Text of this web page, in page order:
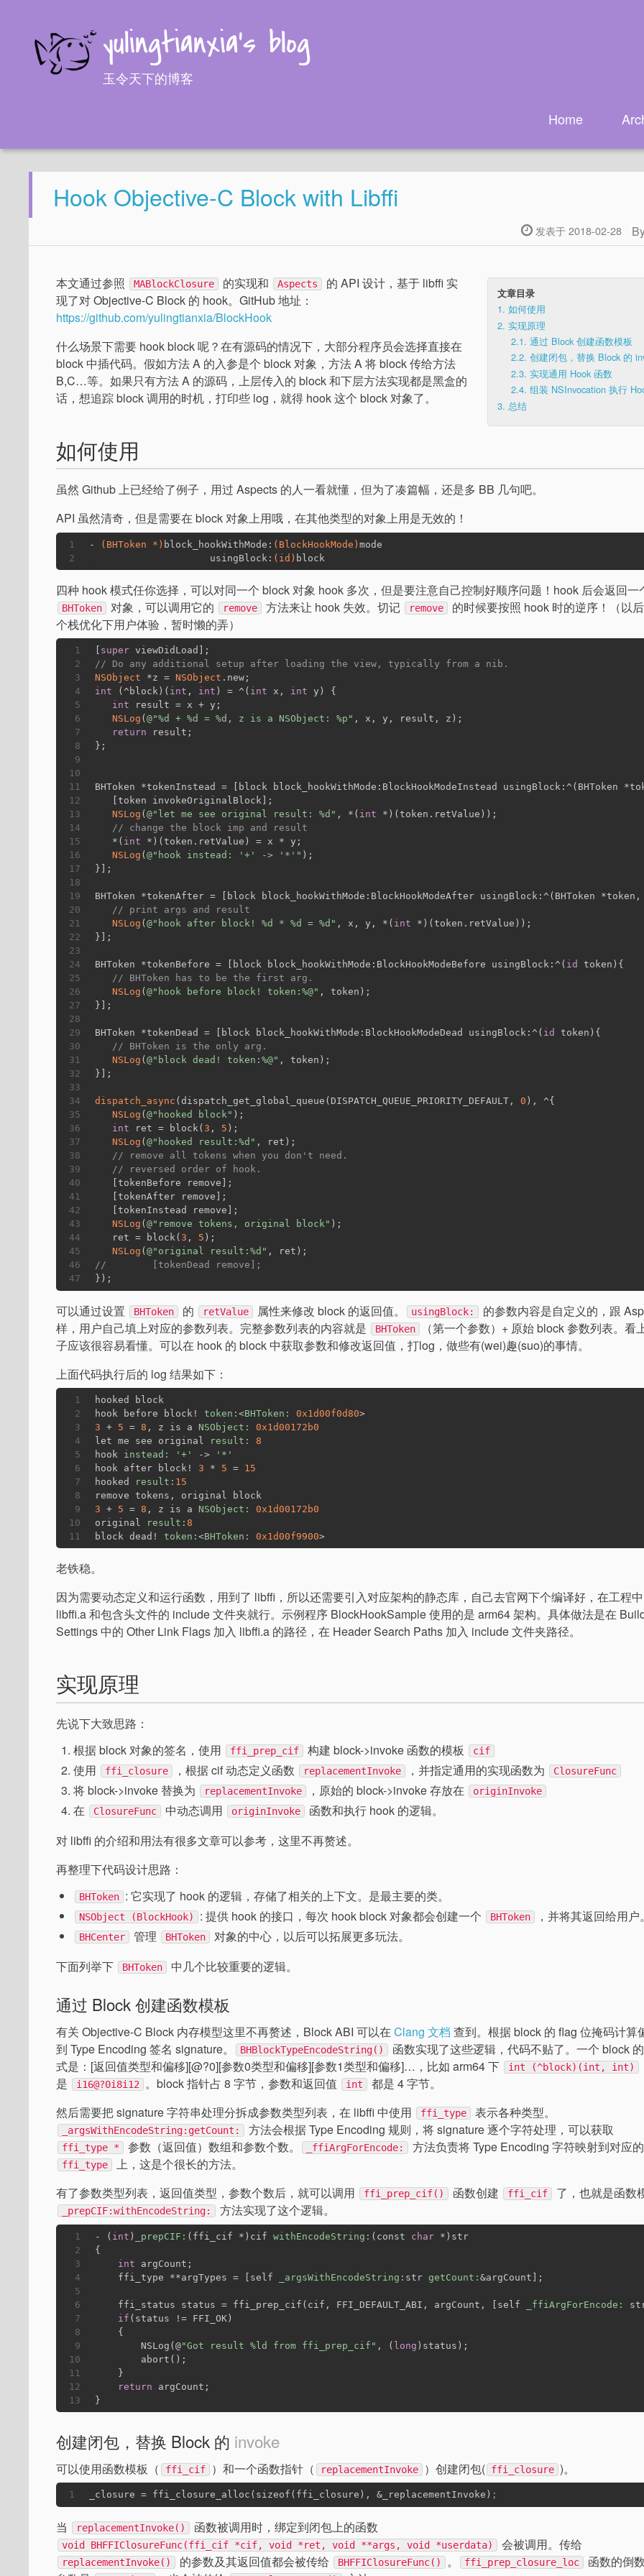
yulingtianxia's blog
玉令天下的博客
Home
Hook Objective-C Block with Libffi
发表于 2018-02-28
文章目录
1. 如何使用
2. 实现原理
2.1. 通过 Block 创建函数模板
2.2. 创建闭包，替换 Block 的
2.3. 实现通用 Hook 函数
2.4. 组装 NSInvocation 执行
3. 总结
本文通过参照 MABlockClosure 的实现和 Aspects
的 API 设计，基于 libffi 实
现了对 Objective-C Block 的 hook。GitHub 地址：
https://github.com/yulingtianxia/BlockHook
什么场景下需要 hook block 呢？在有源码的情况下，大部分程序员会选择直接在
block 中插代码。假如方法 A 的入参是个 block 对象，方法 A 将 block 传给方法
B,C…等。如果只有方法 A 的源码，上层传入的 block 和下层方法实现都是黑盒的
话，想追踪 block 调用的时机，打印些 log，就得 hook 这个 block 对象了。
如何使用
虽然 Github 上已经给了例子，用过 Aspects 的人一看就懂，但为了凑篇幅，还是多 BB 几句吧。
API 虽然清奇，但是需要在 block 对象上用哦，在其他类型的对象上用是无效的！
1
2
- (BHToken *) block_hookWithMode: (BlockHookMode) mode
                     usingBlock:
(id) block
四种 hook 模式任你选择，可以对同一个 block 对象 hook 多次，但是要注意自己控制好顺序问题！hook 后会返回一
BHToken 对象，可以调用它的 remove 方法来让 hook 失效。切记 remove
的时候要按照 hook 时的逆序！（以
个栈优化下用户体验，暂时懒的弄）
1
2
3
4
5
6
7
8
9
10
11
12
13
14
15
16
17
18
19
20
21
22
23
24
25
26
27
28
29
30
31
32
33
34
35
36
37
38
39
40
41
42
43
44
45
46
47
super viewDidLoad];
// Do any additional setup after loading the view, typically from a nib.
NSObject *z = NSObject .new;
int (^block)( int , int ) = ^( int x, int y) {
int result = x + y;
NSLog ( @"%d + %d = %d, z is a NSObject: %p" , x, y, result, z);
return result;
};
BHToken *tokenInstead = [block block_hookWithMode:BlockHookModeInstead usingBlock:^(BHToken
   [token invokeOriginalBlock];
NSLog ( @"let me see original result: %d" , *( int *)(token.retValue));
// change the block imp and result
   *(
int *)(token.retValue) = x * y;
NSLog ( @"hook instead: '+' -> '*'" );
}];
BHToken *tokenAfter = [block block_hookWithMode:BlockHookModeAfter usingBlock:^(BHToken
// print args and result
NSLog ( @"hook after block! %d * %d = %d" , x, y, *( int *)(token.retValue));
}];
BHToken *tokenBefore = [block block_hookWithMode:BlockHookModeBefore usingBlock:^( id
token){
// BHToken has to be the first arg.
NSLog ( @"hook before block! token:%@" , token);
}];
BHToken *tokenDead = [block block_hookWithMode:BlockHookModeDead usingBlock:^( id
token){
// BHToken is the only arg.
NSLog ( @"block dead! token:%@" , token);
}];
dispatch_async (dispatch_get_global_queue(DISPATCH_QUEUE_PRIORITY_DEFAULT, 0 ), ^{
NSLog ( @"hooked block" );
int ret = block( 3 , 5 );
NSLog ( @"hooked result:%d" , ret);
// remove all tokens when you don't need.
// reversed order of hook.
   [tokenBefore remove];
   [tokenAfter remove];
   [tokenInstead remove];
NSLog ( @"remove tokens, original block" );
   ret = block(
3 , 5 );
NSLog ( @"original result:%d" , ret);
//        [tokenDead remove];
});
可以通过设置 BHToken 的 retValue 属性来修改 block 的返回值。 usingBlock:
的参数内容是自定义的，跟
样，用户自己填上对应的参数列表。完整参数列表的内容就是
BHToken
（第一个参数）+ 原始 block 参数列表。看
子应该很容易看懂。可以在 hook 的 block 中获取参数和修改返回值，打log，做些有(wei)趣(suo)的事情。
上面代码执行后的 log 结果如下：
1
2
3
4
5
6
7
8
9
10
11
hooked block
hook before block! token: <BHToken: 0x1d00f0d80>
3 + 5 = 8 , z is a NSObject:
0x1d00172b0
let me see original
result:
8
hook instead: '+' ->
'*'
hook after block! 3 * 5 = 15
hooked
result: 15
remove tokens, original block
3 + 5 = 8 , z is a NSObject:
0x1d00172b0
original
result: 8
block dead! token: <BHToken: 0x1d00f9900>
老铁稳。
因为需要动态定义和运行函数，用到了 libffi，所以还需要引入对应架构的静态库，自己去官网下个编译好，在工程
libffi.a 和包含头文件的 include 文件夹就行。示例程序 BlockHookSample 使用的是 arm64 架构。具体做法是在
Settings 中的 Other Link Flags 加入 libffi.a 的路径，在 Header Search Paths 加入 include 文件夹路径。
实现原理
先说下大致思路：
根据 block 对象的签名，使用
ffi_prep_cif 构建 block->invoke 函数的模板 cif
使用 ffi_closure ，根据 cif 动态定义函数 replacementInvoke ，并指定通用的实现函数为 ClosureFunc
将 block->invoke 替换为 replacementInvoke ，原始的 block->invoke 存放在 originInvoke
在 ClosureFunc 中动态调用 originInvoke
函数和执行 hook 的逻辑。
对 libffi 的介绍和用法有很多文章可以参考，这里不再赘述。
再整理下代码设计思路：
BHToken : 它实现了 hook 的逻辑，存储了相关的上下文。是最主要的类。
NSObject (BlockHook) : 提供 hook 的接口，每次 hook block 对象都会创建一个 BHToken ，并将其返回给用户
BHCenter 管理 BHToken
对象的中心，以后可以拓展更多玩法。
下面列举下
BHToken 中几个比较重要的逻辑。
通过 Block 创建函数模板
有关 Objective-C Block 内存模型这里不再赘述，Block ABI 可以在Clang 文档 查到。根据 block 的 flag 位掩码计算
到 Type Encoding 签名 signature。
BHBlockTypeEncodeString()
函数实现了这些逻辑，代码不贴了。一个 block
式是：[返回值类型和偏移][@?0][参数0类型和偏移][参数1类型和偏移]…，比如 arm64 下
int (^block)(int, int)
是
i16@?0i8i12 。block 指针占 8 字节，参数和返回值 int
都是 4 字节。
然后需要把 signature 字符串处理分拆成参数类型列表，在 libffi 中使用
ffi_type 表示各种类型。
_argsWithEncodeString:getCount: 方法会根据 Type Encoding 规则，将 signature 逐个字符处理，可以获取
ffi_type * 参数（返回值）数组和参数个数。 _ffiArgForEncode: 方法负责将 Type Encoding 字符映射到对应的
ffi_type
上，这是个很长的方法。
有了参数类型列表，返回值类型，参数个数后，就可以调用
ffi_prep_cif() 函数创建 ffi_cif 了，也就是函数
_prepCIF:withEncodeString: 方法实现了这个逻辑。
1
2
3
4
5
6
7
8
9
10
11
12
13
- ( int ) _prepCIF: (ffi_cif *)cif withEncodeString: (const char *)str
{
int argCount;
    ffi_type **argTypes = [self
_argsWithEncodeString: str getCount: &argCount];
    ffi_status status = ffi_prep_cif(cif, FFI_DEFAULT_ABI, argCount, [self
_ffiArgForEncode:
if (status != FFI_OK)
    {
        NSLog(@
"Got result %ld from ffi_prep_cif" , ( long )status);
        abort();
    }
return argCount;
}
创建闭包，替换 Block 的 invoke
可以使用函数模板（ ffi_cif ）和一个函数指针（ replacementInvoke ）创建闭包( ffi_closure )。
1 _closure = ffi_closure_alloc( sizeof ( ffi_closure ), &_replacementInvoke ) ;
当 replacementInvoke() 函数被调用时，绑定到闭包上的函数
void BHFFIClosureFunc(ffi_cif *cif, void *ret, void **args, void *userdata) 会被调用。传给
replacementInvoke() 的参数及其返回值都会被传给 BHFFIClosureFunc() 。 ffi_prep_closure_loc
函数的倒